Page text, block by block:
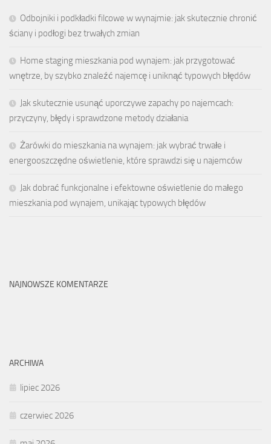
Odbojniki i podkładki filcowe w wynajmie: jak skutecznie chronić
ściany i podłogi bez trwałych zmian
Home staging mieszkania pod wynajem: jak przygotować
wnętrze, by szybko znaleźć najemcę i uniknąć typowych błędów
Jak skutecznie usunąć uporczywe zapachy po najemcach:
przyczyny, błędy i sprawdzone metody działania
Żarówki do mieszkania na wynajem: jak wybrać trwałe i
energooszczędne oświetlenie, które sprawdzi się u najemców
Jak dobrać funkcjonalne i efektowne oświetlenie do małego
mieszkania pod wynajem, unikając typowych błędów
NAJNOWSZE KOMENTARZE
ARCHIWA
lipiec 2026
czerwiec 2026